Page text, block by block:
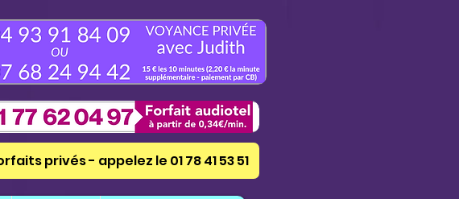
privés - appelez le 01 78 41 53 51